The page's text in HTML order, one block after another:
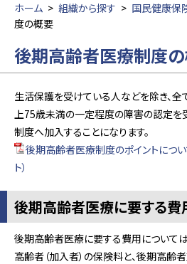
ホーム > 組織から探す > 国民健康保
度の概要
後期高齢者医療制度
生活保護を受けている人などを除き、
上75歳未満の一定程度の障害の認定
制度へ加入することになります。
後期高齢者医療制度のポイントにつ
ト）
後期高齢者医療に要する費
後期高齢者医療に要する費用については
高齢者（加入者）の保険料と、後期高齢